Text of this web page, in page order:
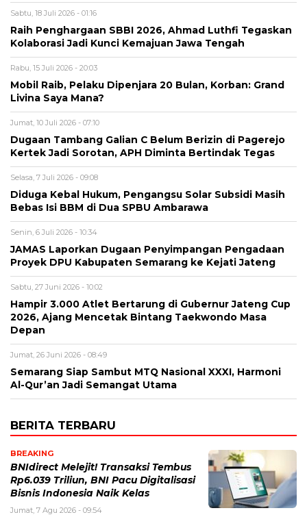
Sabtu, 18 Juli 2026 - 01:16
Raih Penghargaan SBBI 2026, Ahmad Luthfi Tegaskan
Kolaborasi Jadi Kunci Kemajuan Jawa Tengah
Rabu, 15 Juli 2026 - 20:03
Mobil Raib, Pelaku Dipenjara 20 Bulan, Korban: Grand
Livina Saya Mana?
Jumat, 10 Juli 2026 - 07:10
Dugaan Tambang Galian C Belum Berizin di Pagerejo
Kertek Jadi Sorotan, APH Diminta Bertindak Tegas
Selasa, 7 Juli 2026 - 09:08
Diduga Kebal Hukum, Pengangsu Solar Subsidi Masih
Bebas Isi BBM di Dua SPBU Ambarawa
Senin, 6 Juli 2026 - 10:34
JAMAS Laporkan Dugaan Penyimpangan Pengadaan
Proyek DPU Kabupaten Semarang ke Kejati Jateng
Sabtu, 27 Juni 2026 - 10:02
Hampir 3.000 Atlet Bertarung di Gubernur Jateng Cup
2026, Ajang Mencetak Bintang Taekwondo Masa
Depan
Jumat, 26 Juni 2026 - 08:49
Semarang Siap Sambut MTQ Nasional XXXI, Harmoni
Al-Qur’an Jadi Semangat Utama
BERITA TERBARU
BREAKING
BNIdirect Melejit! Transaksi Tembus
Rp6.039 Triliun, BNI Pacu Digitalisasi
Bisnis Indonesia Naik Kelas
Jumat, 7 Agu 2026 - 09:54